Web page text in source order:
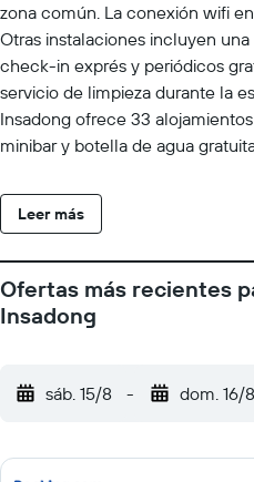
zona común. La conexión wifi
Otras instalaciones incluyen
check-in exprés y periódicos
servicio de limpieza durante la
Insadong ofrece 33
minibar y botella de agua
pulgadas con canales por cable.
baño parcialmente abierto. Los
diseño. Este hotel en Seúl
wifi gratis. Los servicios para las
escritorio y teléfono. Se ofrece
Leer más
Ofertas más recientes
Insadong
sáb. 15/8 - dom. 16/8